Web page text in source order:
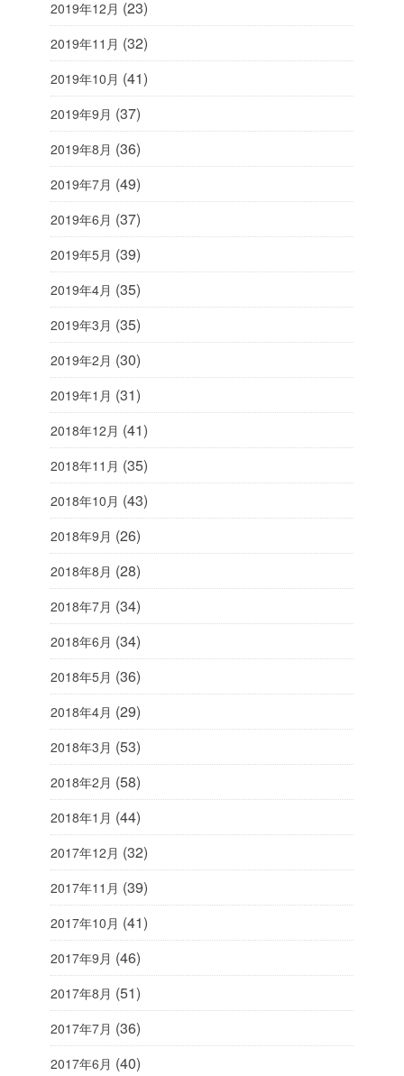
2019年12月 (23)
2019年11月 (32)
2019年10月 (41)
2019年9月 (37)
2019年8月 (36)
2019年7月 (49)
2019年6月 (37)
2019年5月 (39)
2019年4月 (35)
2019年3月 (35)
2019年2月 (30)
2019年1月 (31)
2018年12月 (41)
2018年11月 (35)
2018年10月 (43)
2018年9月 (26)
2018年8月 (28)
2018年7月 (34)
2018年6月 (34)
2018年5月 (36)
2018年4月 (29)
2018年3月 (53)
2018年2月 (58)
2018年1月 (44)
2017年12月 (32)
2017年11月 (39)
2017年10月 (41)
2017年9月 (46)
2017年8月 (51)
2017年7月 (36)
2017年6月 (40)